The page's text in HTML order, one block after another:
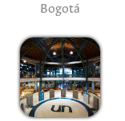
Bogotá